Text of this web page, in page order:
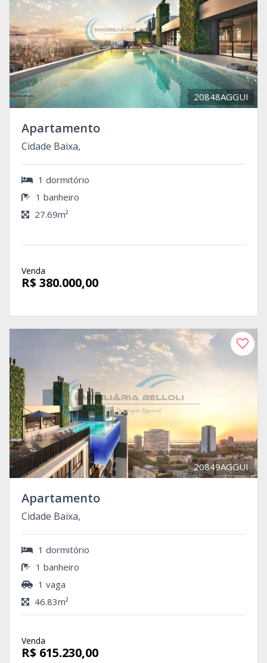
20848AGGUI
Apartamento
Cidade Baixa,
1 dormitório
1 banheiro
27.69m²
Venda
R$ 380.000,00
20849AGGUI
Apartamento
Cidade Baixa,
1 dormitório
1 banheiro
1 vaga
46.83m²
Venda
R$ 615.230,00